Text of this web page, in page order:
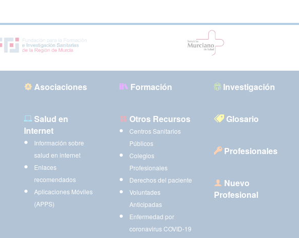
Asociaciones Formación Investigación
Salud en
Internet
Información sobre
salud en internet
Enlaces
recomendados
Aplicaciones Móviles
(APPS)
Otros Recursos
Centros Sanitarios
Públicos
Colegios
Profesionales
Derechos del paciente
Voluntades
Anticipadas
Enfermedad por
coronavirus COVID-19
Glosario
Profesionales
Nuevo
Profesional